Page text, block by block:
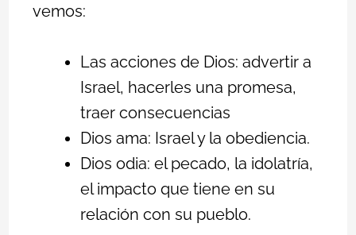
vemos:
Las acciones de Dios: advertir a
Israel, hacerles una promesa,
traer consecuencias
Dios ama: Israel y la obediencia.
Dios odia: el pecado, la idolatría,
el impacto que tiene en su
relación con su pueblo.